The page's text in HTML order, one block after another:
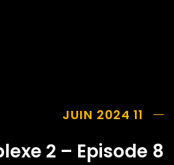
11 JUIN 2024
2 – Episode 8